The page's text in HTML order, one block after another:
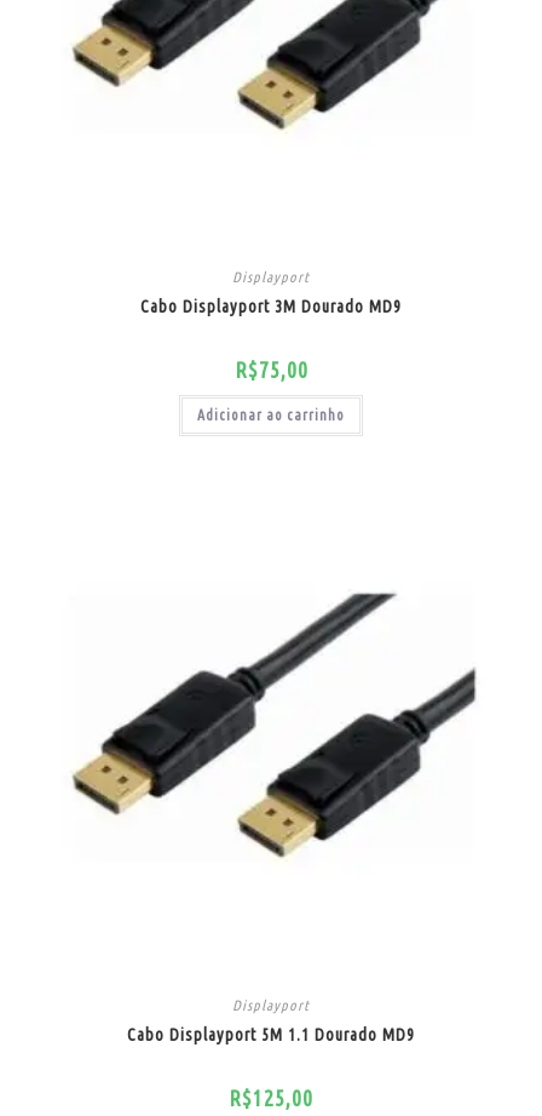
Displayport
Cabo Displayport 3M Dourado MD9
R$75,00
Adicionar ao carrinho
Displayport
Cabo Displayport 5M 1.1 Dourado MD9
R$125,00